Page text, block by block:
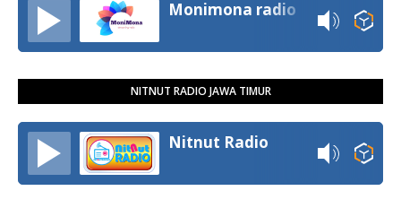
Monimona radio
NITNUT RADIO JAWA TIMUR
Nitnut Radio